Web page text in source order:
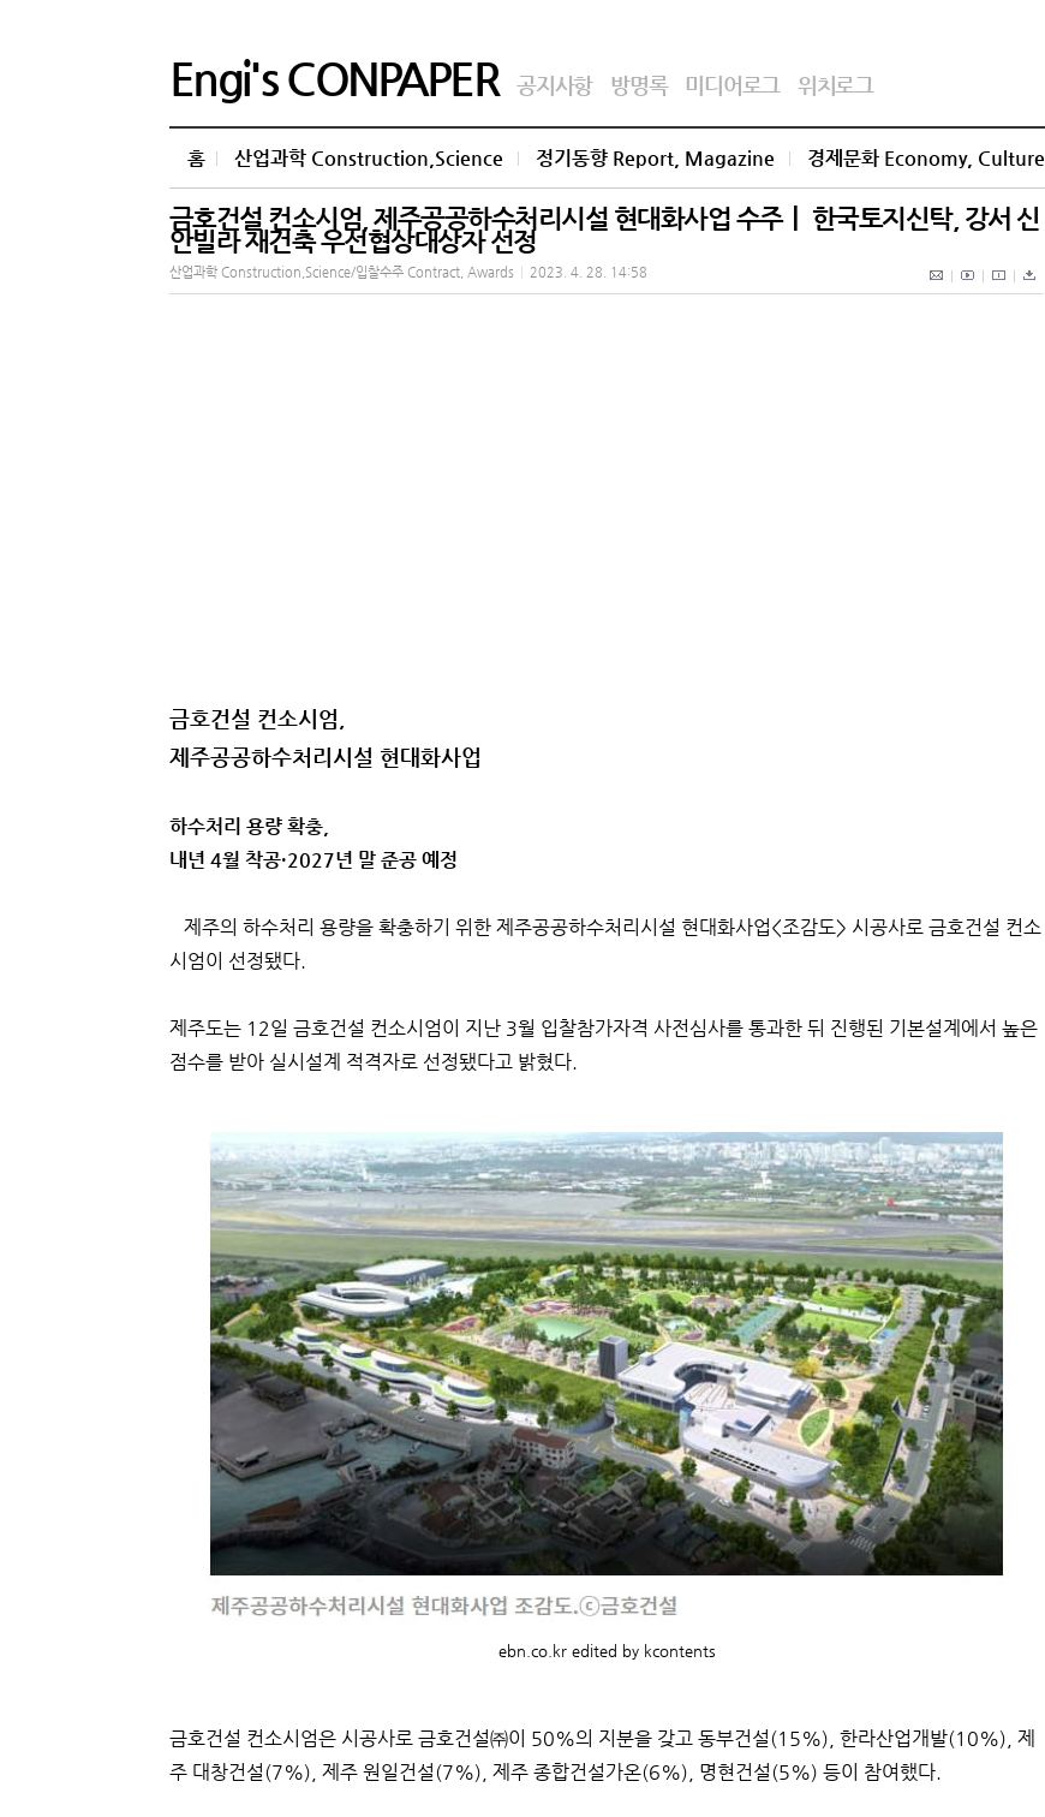
Engi's CONPAPER 공지사항 방명록 미디어로그 위치로그
홈 산업과학 Construction,Science 정기동향 Report, Magazine 경제문화 Economy, Culture
금호건설 컨소시엄, 제주공공하수처리시설 현대화사업 수주ㅣ 한국토지신탁, 강서 신
안빌라 재건축 우선협상대상자 선정
산업과학 Construction,Science/입찰수주 Contract, Awards 2023. 4. 28. 14:58
금호건설 컨소시엄,
제주공공하수처리시설 현대화사업
하수처리 용량 확충,
내년 4월 착공·2027년 말 준공 예정
제주의 하수처리 용량을 확충하기 위한 제주공공하수처리시설 현대화사업<조감도> 시공사로 금호건설 컨소
시엄이 선정됐다.
제주도는 12일 금호건설 컨소시엄이 지난 3월 입찰참가자격 사전심사를 통과한 뒤 진행된 기본설계에서 높은
점수를 받아 실시설계 적격자로 선정됐다고 밝혔다.
ebn.co.kr edited by kcontents
금호건설 컨소시엄은 시공사로 금호건설㈜이 50%의 지분을 갖고 동부건설(15%), 한라산업개발(10%), 제
주 대창건설(7%), 제주 원일건설(7%), 제주 종합건설가온(6%), 명현건설(5%) 등이 참여했다.